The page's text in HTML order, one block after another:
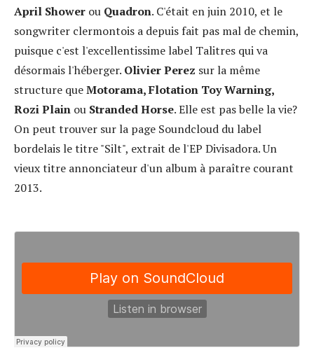
April Shower ou Quadron. C'était en juin 2010, et le
songwriter clermontois a depuis fait pas mal de chemin,
puisque c'est l'excellentissime label Talitres qui va
désormais l'héberger. Olivier Perez sur la même
structure queMotorama, Flotation Toy Warning,
Rozi Plain ou Stranded Horse. Elle est pas belle la vie?
On peut trouver sur la page Soundcloud du label
bordelais le titre "Silt", extrait de l'EP Divisadora. Un
vieux titre annonciateur d'un album à paraître courant
2013.